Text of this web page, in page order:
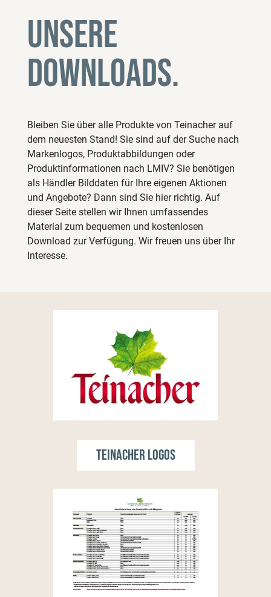
Unsere
Downloads.
Bleiben Sie über alle Produkte von Teinacher auf
dem neuesten Stand! Sie sind auf der Suche nach
Markenlogos, Produktabbildungen oder
Produktinformationen nach LMIV? Sie benötigen
als Händler Bilddaten für Ihre eigenen Aktionen
und Angebote? Dann sind Sie hier richtig. Auf
dieser Seite stellen wir Ihnen umfassendes
Material zum bequemen und kostenlosen
Download zur Verfügung. Wir freuen uns über Ihr
Interesse.
Teinacher Logos